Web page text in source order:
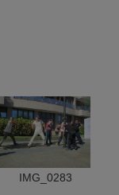
IMG_0283